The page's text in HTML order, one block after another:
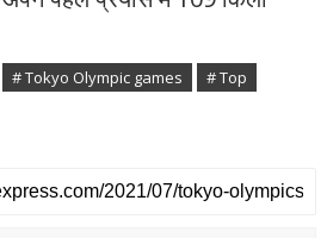
# Tokyo Olympic games # Top